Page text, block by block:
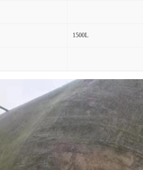
1500L